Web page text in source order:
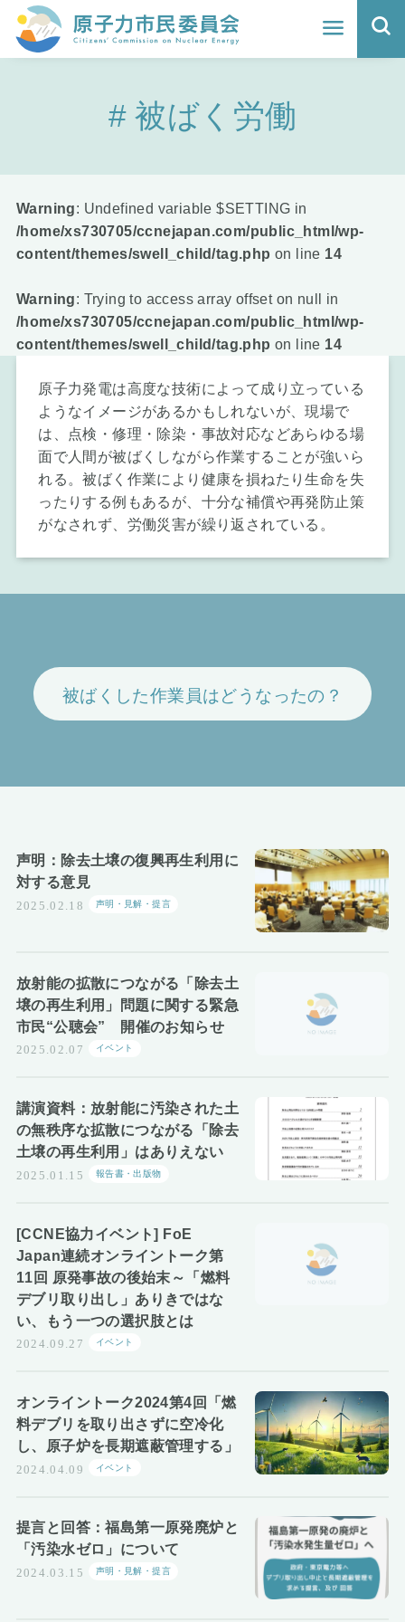
ホーム
よくわかる福島原発事故
核のごみの行方と課題
どうする？エネルギー
原子力市民委員会について
活動報告
お知らせ
被ばく労働
Warning: Undefined variable $SETTING in
/home/xs730705/ccnejapan.com/public_html/wp-
content/themes/swell_child/tag.php on line 14
Warning: Trying to access array offset on null in
/home/xs730705/ccnejapan.com/public_html/wp-
content/themes/swell_child/tag.php on line 14
原子力発電は高度な技術によって成り立っている
ようなイメージがあるかもしれないが、現場で
は、点検・修理・除染・事故対応などあらゆる場
面で人間が被ばくしながら作業することが強いら
れる。被ばく作業により健康を損ねたり生命を失
ったりする例もあるが、十分な補償や再発防止策
がなされず、労働災害が繰り返されている。
被ばくした作業員はどうなったの？
声明：除去土壌の復興再生利用に
対する意見
2025.02.18 声明・見解・提言
放射能の拡散につながる「除去土
壌の再生利用」問題に関する緊急
市民“公聴会” 開催のお知らせ
2025.02.07 イベント
講演資料：放射能に汚染された土
の無秩序な拡散につながる「除去
土壌の再生利用」はありえない
2025.01.15 報告書・出版物
[CCNE協力イベント] FoE
Japan連続オンライントーク第
11回 原発事故の後始末～「燃料
デブリ取り出し」ありきではな
い、もう一つの選択肢とは
2024.09.27 イベント
オンライントーク2024第4回「燃
料デブリを取り出さずに空冷化
し、原子炉を長期遮蔽管理する」
2024.04.09 イベント
提言と回答：福島第一原発廃炉と
「汚染水ゼロ」について
2024.03.15 声明・見解・提言